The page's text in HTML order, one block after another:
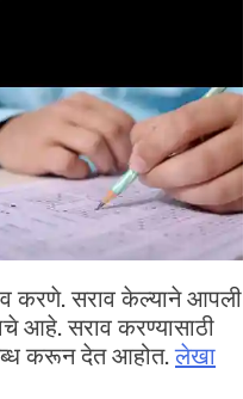
करणे. सराव केल्याने आपली
आहे. सराव करण्यासाठी
करून देत आहोत.लेखा